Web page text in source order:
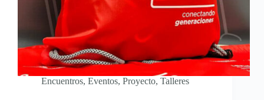
Encuentros, Eventos, Proyecto, Talleres